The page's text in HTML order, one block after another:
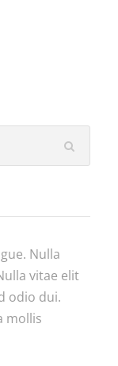
Nulla
vitae elit
odio dui.
mollis